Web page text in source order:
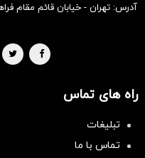
آدرس: تهران - خیابان قائم مقام
راه های تماس
تبلیغات
تماس با ما